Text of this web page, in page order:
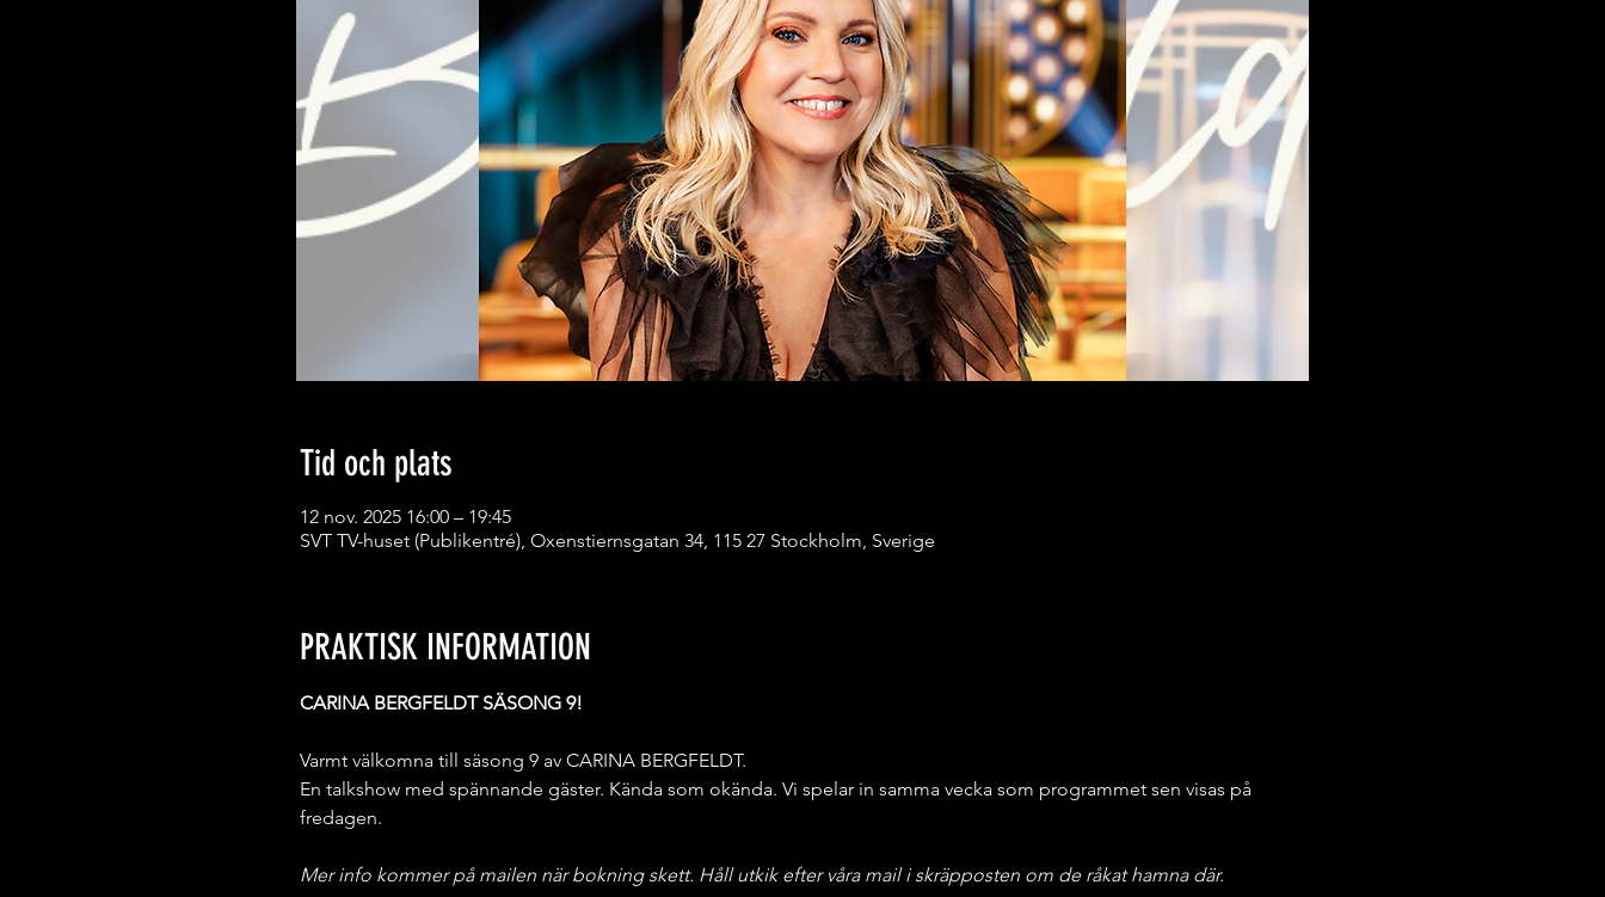
Tid och plats
12 nov. 2025 16:00 – 19:45
SVT TV-huset (Publikentré), Oxenstiernsgatan 34, 115 27 Stockholm, Sverige
PRAKTISK INFORMATION
CARINA BERGFELDT SÄSONG 9!
Varmt välkomna till säsong 9 av CARINA BERGFELDT.
En talkshow med spännande gäster. Kända som okända. Vi spelar in samma vecka som programmet sen visas på
fredagen.
Mer info kommer på mailen när bokning skett. Håll utkik efter våra mail i skräpposten om de råkat hamna där.